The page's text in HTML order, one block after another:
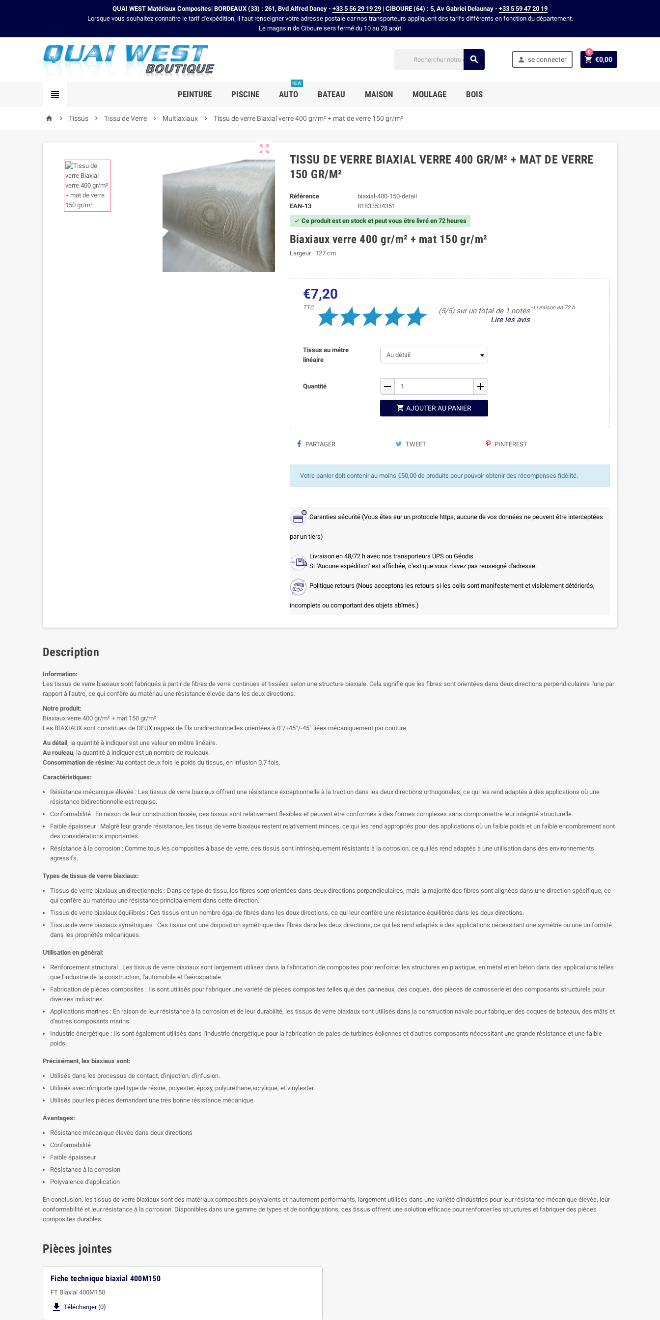
QUAI WEST Matériaux Composites| BORDEAUX (33) : 261, Bvd Alfred Daney - +33 5 56 29 19 29 | CIBOURE (64) : 5, Av Gabriel Delaunay - +33 5 59 47 20 19
Lorsque vous souhaitez connaitre le tarif d'expédition, il faut renseigner votre adresse postale car nos transporteurs appliquent des tarifs différents en fonction du département.
Le magasin de Ciboure sera fermé du 10 au 28 août
  se connecter  €0,00
0
 PEINTURE PISCINE AUTO
NEW
BATEAU MAISON MOULAGE BOIS
home  Tissus  Tissu de Verre  Multiaxiaux  Tissu de verre Biaxial verre 400 gr/m² + mat de verre 150 gr/m²

TISSU DE VERRE BIAXIAL VERRE 400 GR/M² + MAT DE VERRE
150 GR/M²
Référence
biaxial-400-150-detail
EAN-13
81833534351
 Ce produit est en stock et peut vous être livré en 72 heures
Biaxiaux verre 400 gr/m² + mat 150 gr/m²
Largeur : 127 cm
€7,20
TTC
(5/5) sur un total de 1 notes
Lire les avis
Livraison en 72 h
Tissus au métre
linéaire
Quantité remove add
 AJOUTER AU PANIER
PARTAGER TWEET PINTEREST
Votre panier doit contenir au moins €50,00 de produits pour pouvoir obtenir des récompenses fidélité.
Garanties sécurité (Vous êtes sur un protocole https, aucune de vos données ne peuvent être interceptées
par un tiers)
Livraison en 48/72 h avec nos transporteurs UPS ou Géodis
Si "Aucune expédition" est affichée, c'est que vous n'avez pas renseigné d'adresse.
Politique retours (Nous acceptons les retours si les colis sont manifestement et visiblement détériorés,
incomplets ou comportant des objets abîmés.)
Description
Information:
Les tissus de verre biaxiaux sont fabriqués à partir de fibres de verre continues et tissées selon une structure biaxiale. Cela signifie que les fibres sont orientées dans deux directions perpendiculaires l'une par
rapport à l'autre, ce qui confère au matériau une résistance élevée dans les deux directions.
Notre produit:
Biaxiaux verre 400 gr/m² + mat 150 gr/m²
Les BIAXIAUX sont constitués de DEUX nappes de fils unidirectionnelles orientées à 0°/+45°/-45° liées mécaniquement par couture
Au détail, la quantité à indiquer est une valeur en mêtre linéaire.
Au rouleau, la quantité à indiquer est un nombre de rouleaux.
Consommation de résine: Au contact deux fois le poids du tissus, en infusion 0.7 fois.
Caractéristiques:
Résistance mécanique élevée : Les tissus de verre biaxiaux offrent une résistance exceptionnelle à la traction dans les deux directions orthogonales, ce qui les rend adaptés à des applications où une
résistance bidirectionnelle est requise.
Conformabilité : En raison de leur construction tissée, ces tissus sont relativement flexibles et peuvent être conformés à des formes complexes sans compromettre leur intégrité structurelle.
Faible épaisseur : Malgré leur grande résistance, les tissus de verre biaxiaux restent relativement minces, ce qui les rend appropriés pour des applications où un faible poids et un faible encombrement sont
des considérations importantes.
Résistance à la corrosion : Comme tous les composites à base de verre, ces tissus sont intrinsèquement résistants à la corrosion, ce qui les rend adaptés à une utilisation dans des environnements
agressifs.
Types de tissus de verre biaxiaux:
Tissus de verre biaxiaux unidirectionnels : Dans ce type de tissu, les fibres sont orientées dans deux directions perpendiculaires, mais la majorité des fibres sont alignées dans une direction spécifique, ce
qui confère au matériau une résistance principalement dans cette direction.
Tissus de verre biaxiaux équilibrés : Ces tissus ont un nombre égal de fibres dans les deux directions, ce qui leur confère une résistance équilibrée dans les deux directions.
Tissus de verre biaxiaux symétriques : Ces tissus ont une disposition symétrique des fibres dans les deux directions, ce qui les rend adaptés à des applications nécessitant une symétrie ou une uniformité
dans les propriétés mécaniques.
Utilisation en général:
Renforcement structural : Les tissus de verre biaxiaux sont largement utilisés dans la fabrication de composites pour renforcer les structures en plastique, en métal et en béton dans des applications telles
que l'industrie de la construction, l'automobile et l'aérospatiale.
Fabrication de pièces composites : Ils sont utilisés pour fabriquer une variété de pièces composites telles que des panneaux, des coques, des pièces de carrosserie et des composants structurels pour
diverses industries.
Applications marines : En raison de leur résistance à la corrosion et de leur durabilité, les tissus de verre biaxiaux sont utilisés dans la construction navale pour fabriquer des coques de bateaux, des mâts et
d'autres composants marins.
Industrie énergétique : Ils sont également utilisés dans l'industrie énergétique pour la fabrication de pales de turbines éoliennes et d'autres composants nécessitant une grande résistance et une faible
poids.
Précisément, les biaxiaux sont:
Utilisés dans les processus de contact, d'injection, d'infusion.
Utilisés avec n'importe quel type de résine, polyester, époxy, polyuréthane,acrylique, et vinylester.
Utilisés pour les pièces demandant une très bonne résistance mécanique.
Avantages:
Résistance mécanique élevée dans deux directions
Conformabilité
Faible épaisseur
Résistance à la corrosion
Polyvalence d'application
En conclusion, les tissus de verre biaxiaux sont des matériaux composites polyvalents et hautement performants, largement utilisés dans une variété d'industries pour leur résistance mécanique élevée, leur
conformabilité et leur résistance à la corrosion. Disponibles dans une gamme de types et de configurations, ces tissus offrent une solution efficace pour renforcer les structures et fabriquer des pièces
composites durables.
Pièces jointes
Fiche technique biaxial 400M150
FT Biaxial 400M150
 Télécharger (0)